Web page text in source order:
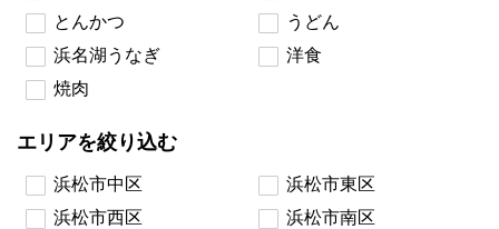
とんかつ
うどん
浜名湖うなぎ
洋食
焼肉
エリアを絞り込む
浜松市中区
浜松市東区
浜松市西区
浜松市南区